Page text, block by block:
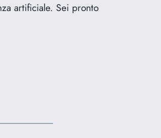
artificiale. Sei pronto